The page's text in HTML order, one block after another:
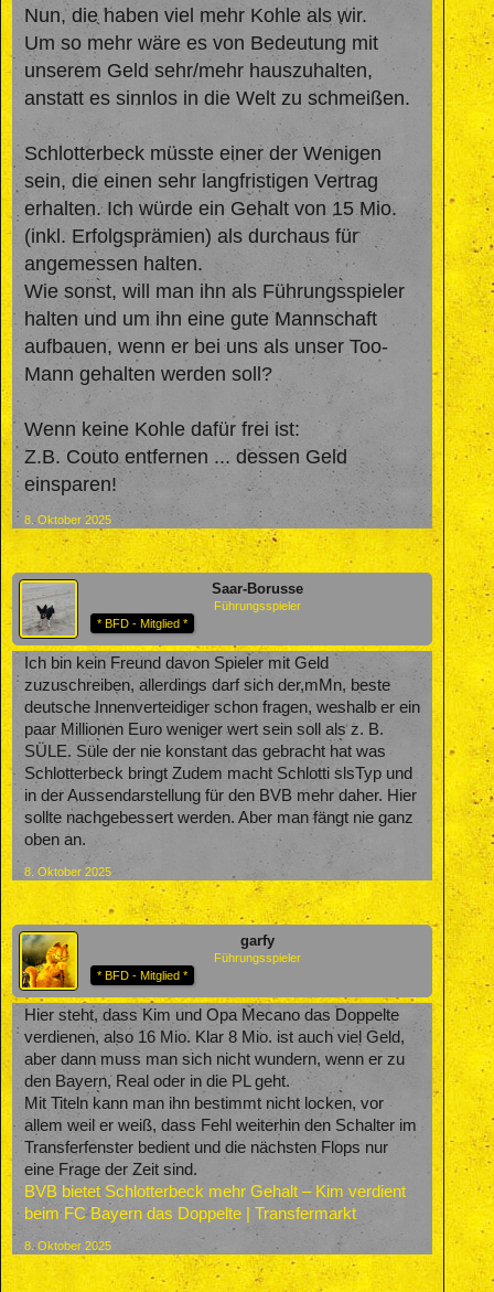
Nun, die haben viel mehr Kohle als wir.
Um so mehr wäre es von Bedeutung mit
unserem Geld sehr/mehr hauszuhalten,
anstatt es sinnlos in die Welt zu schmeißen.
Schlotterbeck müsste einer der Wenigen
sein, die einen sehr langfristigen Vertrag
erhalten. Ich würde ein Gehalt von 15 Mio.
(inkl. Erfolgsprämien) als durchaus für
angemessen halten.
Wie sonst, will man ihn als Führungsspieler
halten und um ihn eine gute Mannschaft
aufbauen, wenn er bei uns als unser Too-
Mann gehalten werden soll?
Wenn keine Kohle dafür frei ist:
Z.B. Couto entfernen ... dessen Geld
einsparen!
8. Oktober 2025
Saar-Borusse
Führungsspieler
* BFD - Mitglied *
Ich bin kein Freund davon Spieler mit Geld
zuzuschreiben, allerdings darf sich der,mMn, beste
deutsche Innenverteidiger schon fragen, weshalb er ein
paar Millionen Euro weniger wert sein soll als z. B.
SÜLE. Süle der nie konstant das gebracht hat was
Schlotterbeck bringt Zudem macht Schlotti slsTyp und
in der Aussendarstellung für den BVB mehr daher. Hier
sollte nachgebessert werden. Aber man fängt nie ganz
oben an.
8. Oktober 2025
garfy
Führungsspieler
* BFD - Mitglied *
Hier steht, dass Kim und Opa Mecano das Doppelte
verdienen, also 16 Mio. Klar 8 Mio. ist auch viel Geld,
aber dann muss man sich nicht wundern, wenn er zu
den Bayern, Real oder in die PL geht.
Mit Titeln kann man ihn bestimmt nicht locken, vor
allem weil er weiß, dass Fehl weiterhin den Schalter im
Transferfenster bedient und die nächsten Flops nur
eine Frage der Zeit sind.
BVB bietet Schlotterbeck mehr Gehalt – Kim verdient
beim FC Bayern das Doppelte | Transfermarkt
8. Oktober 2025